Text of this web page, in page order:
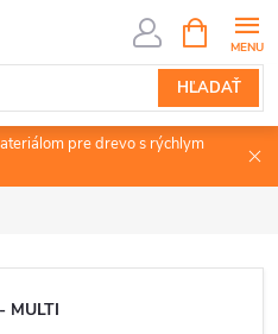
HĽADAŤ
KOŠÍK
pre drevo s rýchlym
MULTI